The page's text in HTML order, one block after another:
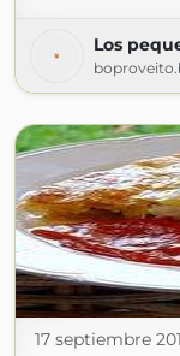
Los
17 septiembre